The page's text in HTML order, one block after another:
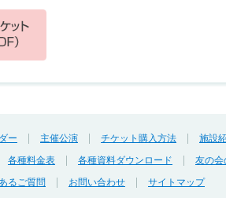
ー 主催公演 チケット購入方法
施設
各種料金表 各種資料ダウンロード
友の会
るご質問 お問い合わせ サイトマップ